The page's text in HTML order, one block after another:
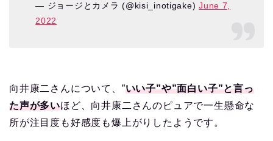
— ジョージとカメラ (@kisi_inotigake)June 7,
2022
向井康二さんについて、”いい子”や”面白い子”と言っ
た声が多いほど、向井康二さんのピュアで一生懸命な
所が注目度も好感度も爆上がりしたようです。